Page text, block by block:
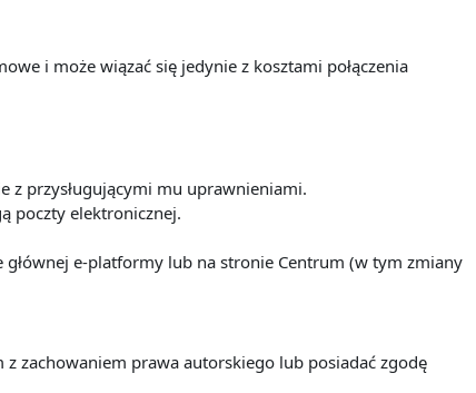
i może wiązać się jedynie z kosztami połączenia
z przysługującymi mu uprawnieniami.
poczty elektronicznej.
e-platformy lub na stronie Centrum (w tym zmiany
zachowaniem prawa autorskiego lub posiadać zgodę